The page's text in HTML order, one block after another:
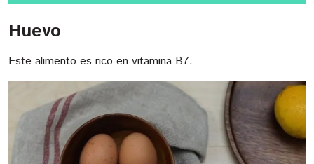
Huevo
Este alimento es rico en vitamina B7.